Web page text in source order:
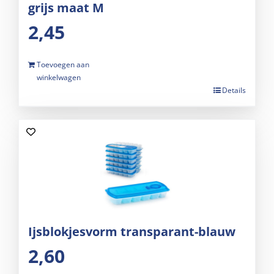
grijs maat M
2,45
Toevoegen aan
winkelwagen
Details
Ijsblokjesvorm transparant-blauw
2,60